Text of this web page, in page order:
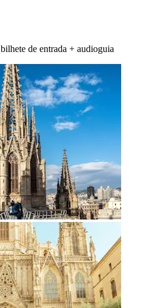
de entrada + audioguia